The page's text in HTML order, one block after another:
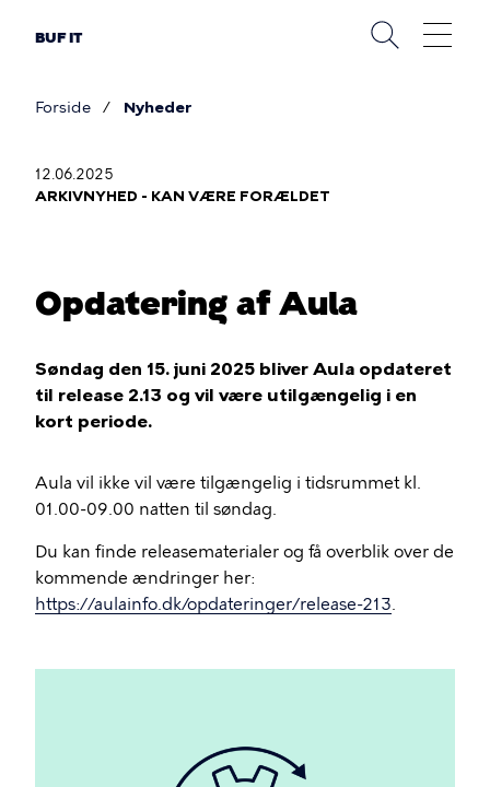
BUF IT
Forside Nyheder
12.06.2025
ARKIVNYHED - KAN VÆRE FORÆLDET
Opdatering af Aula
Søndag den 15. juni 2025 bliver Aula opdateret
til release 2.13 og vil være utilgængelig i en
kort periode.
Aula vil ikke vil være tilgængelig i tidsrummet kl.
01.00-09.00 natten til søndag.
Du kan finde releasematerialer og få overblik over de
kommende ændringer her:
https://aulainfo.dk/opdateringer/release-213.